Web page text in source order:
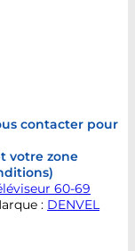
contacter pour
votre zone
60-69
: DENVEL